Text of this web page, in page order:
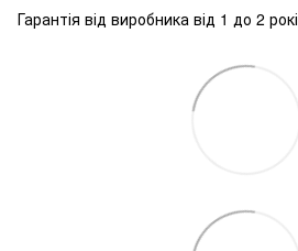
Гарантія від виробника від 1 до 2